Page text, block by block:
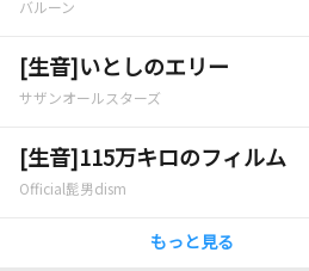
バルーン
[生音]いとしのエリー
サザンオールスターズ
[生音]115万キロのフィルム
Official髭男dism
もっと見る